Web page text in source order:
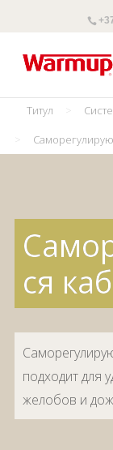
Титул >
>
ся
подходит для
желобов и